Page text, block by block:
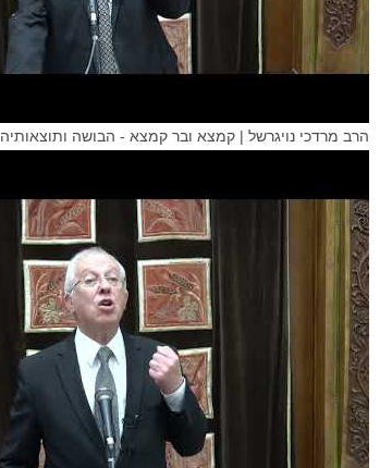
הרב מרדכי נויגרשל | קמצא ובר קמצא - הבושה ותוצאותיה